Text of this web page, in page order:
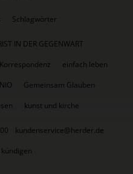
Schlagwörter
IN DER GEGENWART
einfach leben
Gemeinsam Glauben
kunst und kirche
kundenservice@herder.de